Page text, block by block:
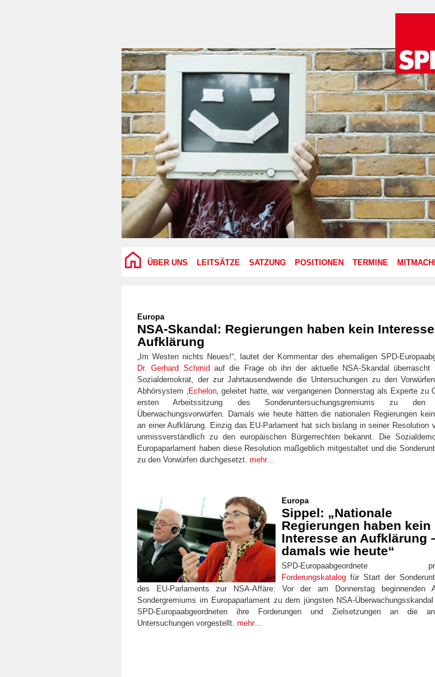
ÜBER UNS LEITSÄTZE SATZUNG POSITIONEN TERMINE
Europa
NSA-Skandal: Regierungen haben kein
Aufklärung
„Im Westen nichts Neues!“ , lautet der Kommentar des ehemaligen SPD-
Dr. Gerhard Schmidauf die Frage ob ihn der aktuelle NSA-Skandal überrascht
Sozialdemokrat, der zur Jahrtausendwende die Untersuchungen zu den
Abhörsystem ‚ Echelon‚ geleitet hatte, war vergangenen Donnerstag als Experte zu
ersten Arbeitssitzung des Sonderuntersuchungsgremiums zu den
Überwachungsvorwürfen. Damals wie heute hätten die nationalen Regierungen
an einer Aufklärung. Einzig das EU-Parlament hat sich bislang in seiner Resolution
unmissverständlich zu den europäischen Bürgerrechten bekannt. Die
Europaparlament haben diese Resolution maßgeblich mitgestaltet und die
zu den Vorwürfen durchgesetzt. mehr…
Europa
Sippel: „Nationale
Regierungen haben kein
Interesse an Aufklärung
damals wie heute“
SPD-Europaabgeordnete
Forderungskatalog für Start der
des EU-Parlaments zur NSA-Affäre: Vor der am Donnerstag beginnenden
Sondergremiums im Europaparlament zu dem jüngsten NSA-
SPD-Europaabgeordneten ihre Forderungen und Zielsetzungen an die
Untersuchungen vorgestellt. mehr…